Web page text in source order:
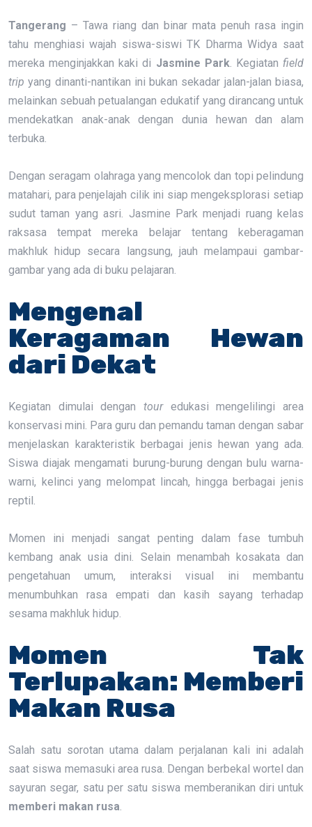
Tangerang – Tawa riang dan binar mata penuh rasa ingin
tahu menghiasi wajah siswa-siswi TK Dharma Widya saat
mereka menginjakkan kaki di Jasmine Park. Kegiatan field
trip yang dinanti-nantikan ini bukan sekadar jalan-jalan biasa,
melainkan sebuah petualangan edukatif yang dirancang untuk
mendekatkan anak-anak dengan dunia hewan dan alam
terbuka.
Dengan seragam olahraga yang mencolok dan topi pelindung
matahari, para penjelajah cilik ini siap mengeksplorasi setiap
sudut taman yang asri. Jasmine Park menjadi ruang kelas
raksasa tempat mereka belajar tentang keberagaman
makhluk hidup secara langsung, jauh melampaui gambar-
gambar yang ada di buku pelajaran.
Mengenal
Keragaman Hewan
dari Dekat
Kegiatan dimulai dengan touredukasi mengelilingi area
konservasi mini. Para guru dan pemandu taman dengan sabar
menjelaskan karakteristik berbagai jenis hewan yang ada.
Siswa diajak mengamati burung-burung dengan bulu warna-
warni, kelinci yang melompat lincah, hingga berbagai jenis
reptil.
Momen ini menjadi sangat penting dalam fase tumbuh
kembang anak usia dini. Selain menambah kosakata dan
pengetahuan umum, interaksi visual ini membantu
menumbuhkan rasa empati dan kasih sayang terhadap
sesama makhluk hidup.
Momen Tak
Terlupakan: Memberi
Makan Rusa
Salah satu sorotan utama dalam perjalanan kali ini adalah
saat siswa memasuki area rusa. Dengan berbekal wortel dan
sayuran segar, satu per satu siswa memberanikan diri untuk
memberi makan rusa.